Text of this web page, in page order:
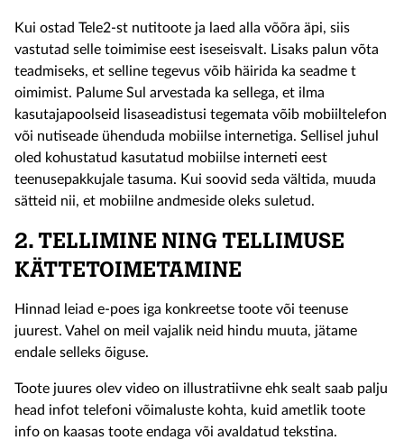
Kui ostad Tele2-st nutitoote ja laed alla võõra äpi, siis
vastutad selle toimimise eest iseseisvalt. Lisaks palun võta
teadmiseks, et selline tegevus võib häirida ka seadme t
oimimist. Palume Sul arvestada ka sellega, et ilma
kasutajapoolseid lisaseadistusi tegemata võib mobiiltelefon
või nutiseade ühenduda mobiilse internetiga. Sellisel juhul
oled kohustatud kasutatud mobiilse interneti eest
teenusepakkujale tasuma. Kui soovid seda vältida, muuda
sätteid nii, et mobiilne andmeside oleks suletud.
2. TELLIMINE NING TELLIMUSE
KÄTTETOIMETAMINE
Hinnad leiad e-poes iga konkreetse toote või teenuse
juurest. Vahel on meil vajalik neid hindu muuta, jätame
endale selleks õiguse.
Toote juures olev video on illustratiivne ehk sealt saab palju
head infot telefoni võimaluste kohta, kuid ametlik toote
info on kaasas toote endaga või avaldatud tekstina.